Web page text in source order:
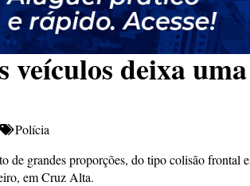
veículos deixa
Polícia
de grandes proporções, do tipo colisão frontal
em Cruz Alta.